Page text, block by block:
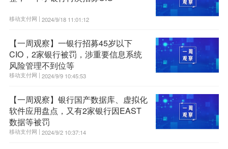
移动支付网 | 2024/9/18 11:01:12
【一周观察】一银行招募45岁以下
CIO，2家银行被罚，涉重要信息系统
风险管理不到位等
移动支付网 | 2024/9/9 10:45:53
【一周观察】银行国产数据库、虚拟化
软件应用盘点，又有2家银行因EAST
数据等被罚
移动支付网 | 2024/9/2 10:37:14